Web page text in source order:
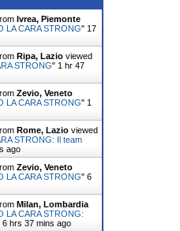
Ivrea, Piemonte
LA CARA STRONG" 17
Ripa, Lazio viewed
STRONG" 1 hr 47
Zevio, Veneto
LA CARA STRONG" 1
Rome, Lazio viewed
STRONG: Il team
ago
Zevio, Veneto
LA CARA STRONG" 6
Milan, Lombardia
LA CARA STRONG:
6 hrs 37 mins ago